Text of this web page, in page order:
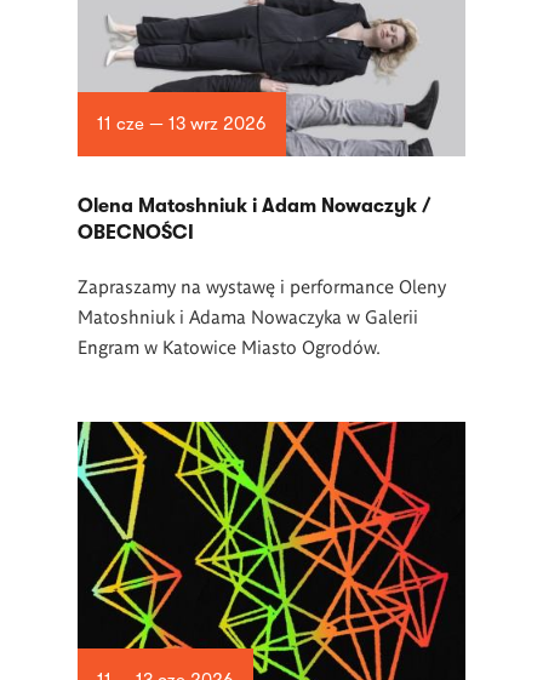
11 cze — 13 wrz 2026
Olena Matoshniuk i Adam Nowaczyk /
OBECNOŚCI
Zapraszamy na wystawę i performance Oleny
Matoshniuk i Adama Nowaczyka w Galerii
Engram w Katowice Miasto Ogrodów.